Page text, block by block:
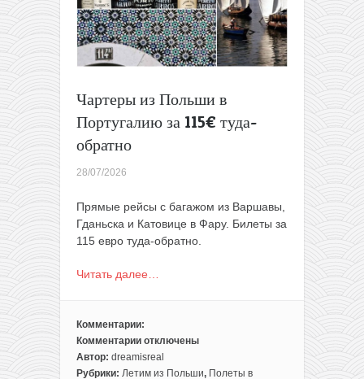
за
105€
туда-
обратно
Чартеры из Польши в
Португалию за 115€ туда-
обратно
28/07/2026
Прямые рейсы с багажом из Варшавы,
Гданьска и Катовице в Фару. Билеты за
115 евро туда-обратно.
Читать далее…
Комментарии:
Комментарии
к
записи
отключены
Автор: dreamisreal
Рубрики: Летим из Польши, Полеты в